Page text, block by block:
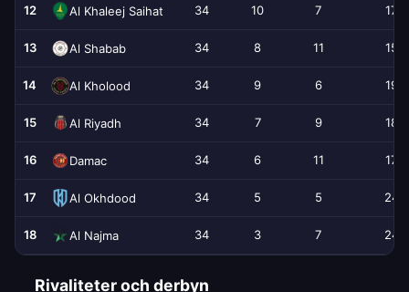
12 Al Khaleej Saihat 34 10 7 17
13 Al Shabab 34 8 11 15
14 Al Kholood 34 9 6 19
15 Al Riyadh 34 7 9 18
16 Damac 34 6 11 17
17 Al Okhdood 34 5 5 24
18 Al Najma 34 3 7 24
Rivaliteter och derbyn